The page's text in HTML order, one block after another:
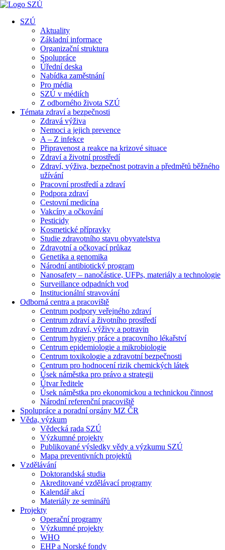
SZÚ
Aktuality
Základní informace
Organizační struktura
Spolupráce
Úřední deska
Nabídka zaměstnání
Pro média
SZÚ v médiích
Z odborného života SZÚ
Témata zdraví a bezpečnosti
Zdravá výživa
Nemoci a jejich prevence
A – Z infekce
Připravenost a reakce na krizové situace
Zdraví a životní prostředí
Zdraví, výživa, bezpečnost potravin a předmětů běžného
užívání
Pracovní prostředí a zdraví
Podpora zdraví
Cestovní medicína
Vakcíny a očkování
Pesticidy
Kosmetické přípravky
Studie zdravotního stavu obyvatelstva
Zdravotní a očkovací průkaz
Genetika a genomika
Národní antibiotický program
Nanosafety – nanočástice, UFPs, materiály a technologie
Surveillance odpadních vod
Institucionální stravování
Odborná centra a pracoviště
Centrum podpory veřejného zdraví
Centrum zdraví a životního prostředí
Centrum zdraví, výživy a potravin
Centrum hygieny práce a pracovního lékařství
Centrum epidemiologie a mikrobiologie
Centrum toxikologie a zdravotní bezpečnosti
Centrum pro hodnocení rizik chemických látek
Úsek náměstka pro právo a strategii
Útvar ředitele
Úsek náměstka pro ekonomickou a technickou činnost
Národní referenční pracoviště
Spolupráce a poradní orgány MZ ČR
Věda, výzkum
Vědecká rada SZÚ
Výzkumné projekty
Publikované výsledky vědy a výzkumu SZÚ
Mapa preventivních projektů
Vzdělávání
Doktorandská studia
Akreditované vzdělávací programy
Kalendář akcí
Materiály ze seminářů
Projekty
Operační programy
Výzkumné projekty
WHO
EHP a Norské fondy